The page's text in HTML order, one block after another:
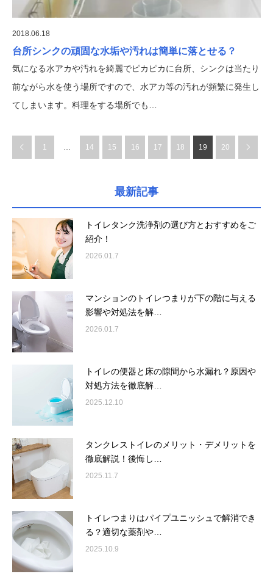
2018.06.18
台所シンクの頑固な水垢や汚れは簡単に落とせる？
気になる水アカや汚れを綺麗でピカピカに台所、シンクは当たり
前ながら水を使う場所ですので、水アカ等の汚れが頻繁に発生し
てしまいます。料理をする場所でも…
1 14 15 16 17 18 19 20
最新記事
トイレタンク洗浄剤の選び方とおすすめをご
紹介！
2026.01.7
マンションのトイレつまりが下の階に与える
影響や対処法を解…
2026.01.7
トイレの便器と床の隙間から水漏れ？原因や
対処方法を徹底解…
2025.12.10
タンクレストイレのメリット・デメリットを
徹底解説！後悔し…
2025.11.7
トイレつまりはパイプユニッシュで解消でき
る？適切な薬剤や…
2025.10.9